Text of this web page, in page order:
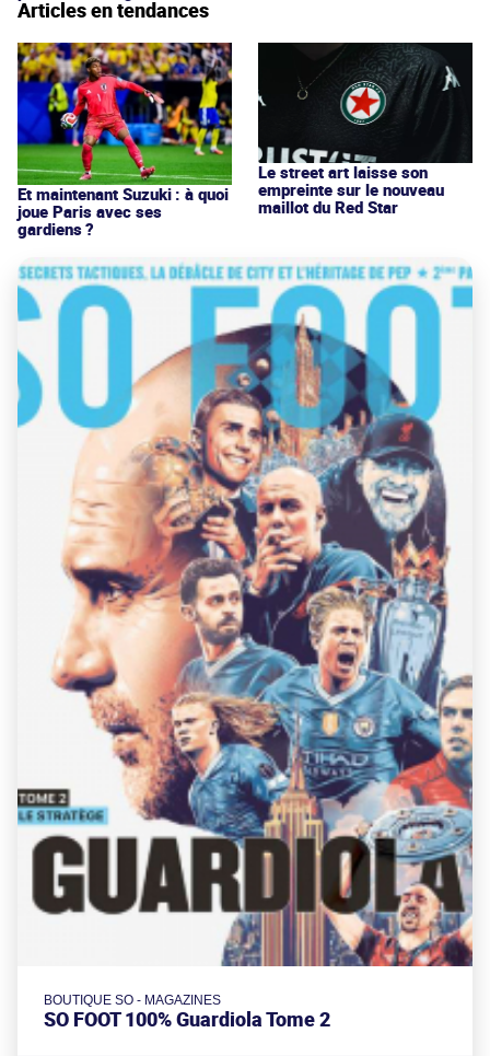
Articles en tendances
Et maintenant Suzuki : à quoi
joue Paris avec ses
gardiens ?
Le street art laisse son
empreinte sur le nouveau
maillot du Red Star
BOUTIQUE SO - MAGAZINES
SO FOOT 100% Guardiola Tome 2